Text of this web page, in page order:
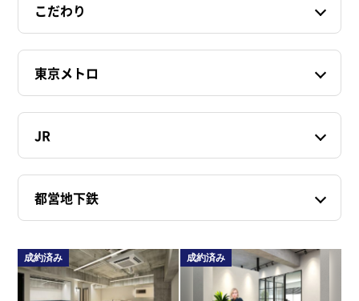
こだわり
東京メトロ
JR
都営地下鉄
成約済み 成約済み